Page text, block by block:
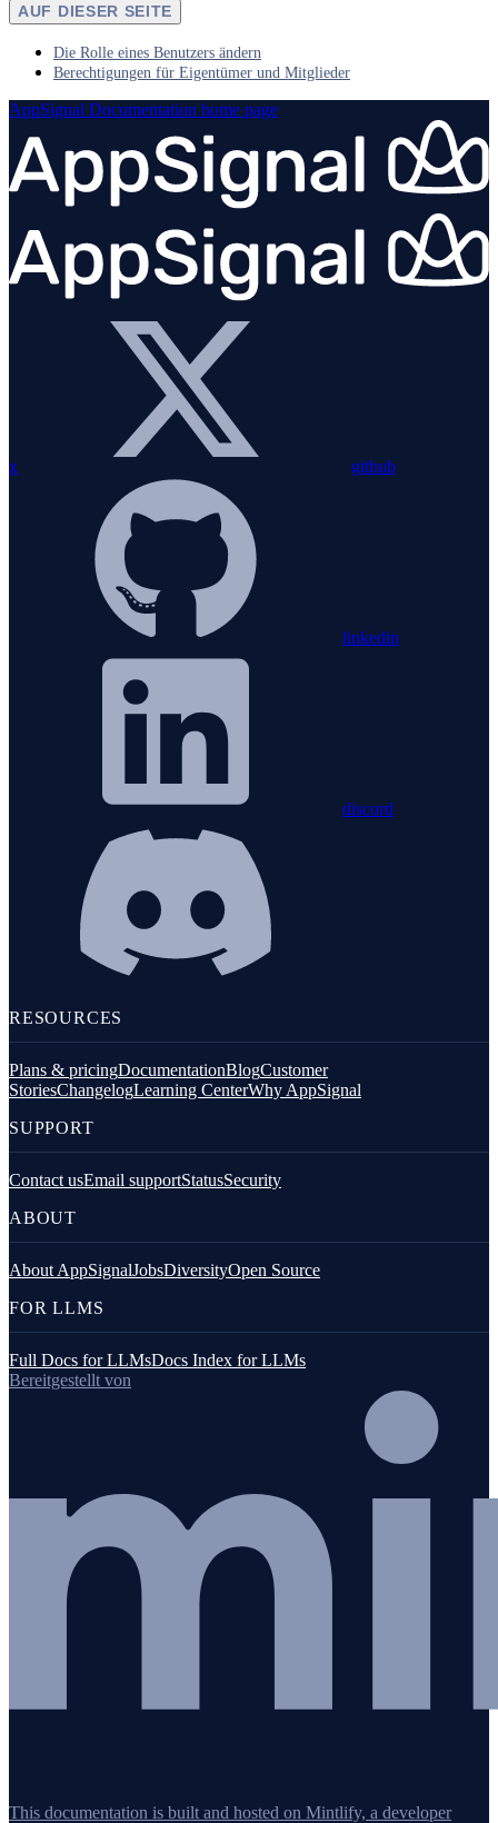
AUF DIESER SEITE
Die Rolle eines Benutzers ändern
Berechtigungen für Eigentümer und Mitglieder
AppSignal Documentation home page
x github
linkedin
discord
RESOURCES
Plans & pricingDocumentationBlogCustomer
StoriesChangelogLearning CenterWhy AppSignal
SUPPORT
Contact usEmail supportStatusSecurity
ABOUT
About AppSignalJobsDiversityOpen Source
FOR LLMS
Full Docs for LLMsDocs Index for LLMs
Bereitgestellt von
This documentation is built and hosted on Mintlify, a developer